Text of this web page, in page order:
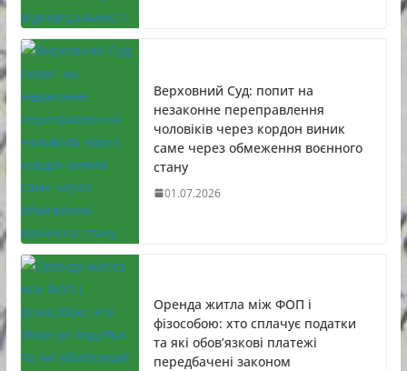
Верховний Суд: попит на
незаконне переправлення
чоловіків через кордон виник
саме через обмеження воєнного
стану
01.07.2026
Оренда житла між ФОП і
фізособою: хто сплачує податки
та які обов’язкові платежі
передбачені законом